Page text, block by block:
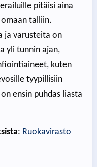
pitäisi aina
talliin.
ja varusteita on
yli tunnin ajan,
kuten
tyypillisiin
ensin puhdas liasta
: Ruokavirasto